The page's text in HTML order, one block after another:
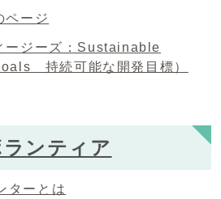
ページ
ージーズ：Sustainable
持続可能な開発目標）
ンティア
ターとは